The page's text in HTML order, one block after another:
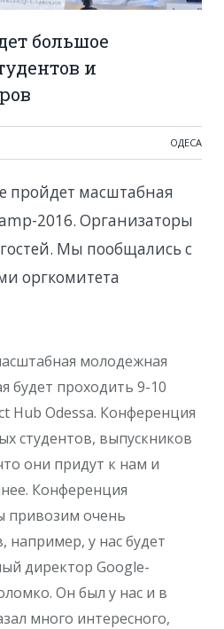
большое
и
ОДЕСА
пройдет масштабная
2016. Организаторы
Мы пообщались с
оргкомитета
молодежная
будет проходить 9-10
Hub Odessa. Конференция
студентов, выпускников
они придут к нам и
Конференция
привозим очень
например, у нас будет
директор Google-
Он был у нас и в
много интересного,